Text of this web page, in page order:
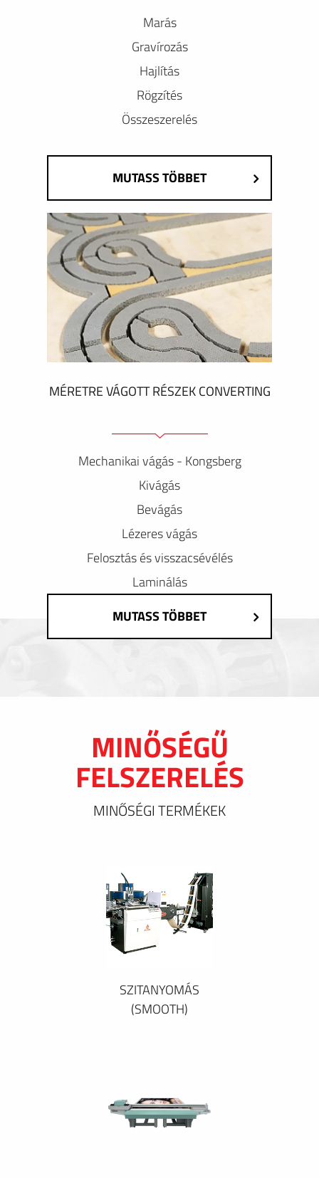
Marás
Gravírozás
Hajlítás
Rögzítés
Összeszerelés
MUTASS TÖBBET
MÉRETRE VÁGOTT RÉSZEK CONVERTING
Mechanikai vágás - Kongsberg
Kivágás
Bevágás
Lézeres vágás
Felosztás és visszacsévélés
Laminálás
MUTASS TÖBBET
MINŐSÉGŰ
FELSZERELÉS
MINŐSÉGI TERMÉKEK
SZITANYOMÁS
(SMOOTH)